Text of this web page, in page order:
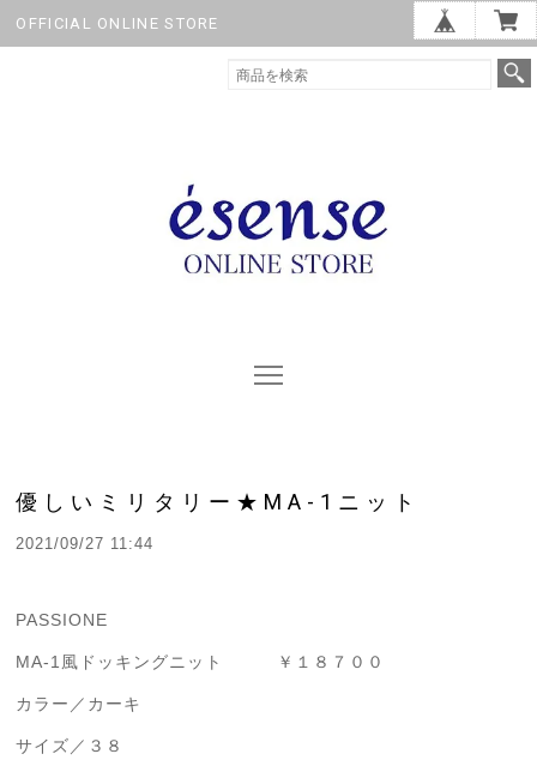
OFFICIAL ONLINE STORE
優しいミリタリー★MA-1ニット
2021/09/27 11:44
PASSIONE
MA-1風ドッキングニット ￥１８７００
カラー／カーキ
サイズ／３８